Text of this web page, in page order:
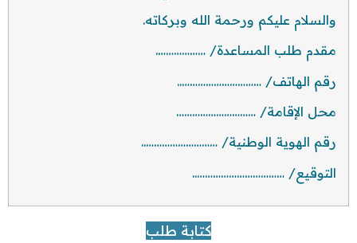
والسلام عليكم ورحمة الله وبركاته.
مقدم طلب المساعدة/ ……………….
رقم الهاتف/ …………………………..
محل الإقامة/ …………………………
رقم الهوية الوطنية/ ………………………..
التوقيع/ ……………………………..
كتابة طلب